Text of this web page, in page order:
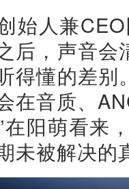
始人兼
后，声音
得懂的差
在音质、
在阳萌看来
未被解决的